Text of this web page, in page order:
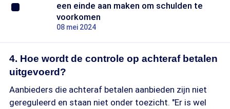
een einde aan maken om schulden te
voorkomen
08 mei 2024
4. Hoe wordt de controle op achteraf betalen
uitgevoerd?
Aanbieders die achteraf betalen aanbieden zijn niet
gereguleerd en staan niet onder toezicht. "Er is wel